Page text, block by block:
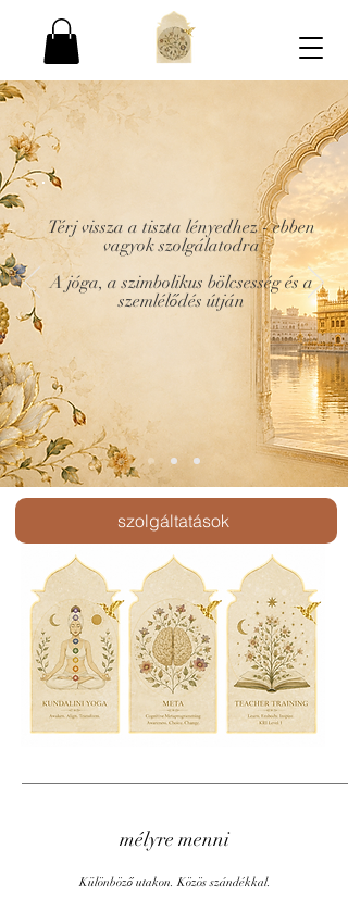
Térj vissza a tiszta lényedhez - ebben
vagyok szolgálatodra
A jóga, a szimbolikus bölcsesség és a
szemlélődés útján
szolgáltatások
mélyre menni
Különböző utakon. Közös szándékkal.